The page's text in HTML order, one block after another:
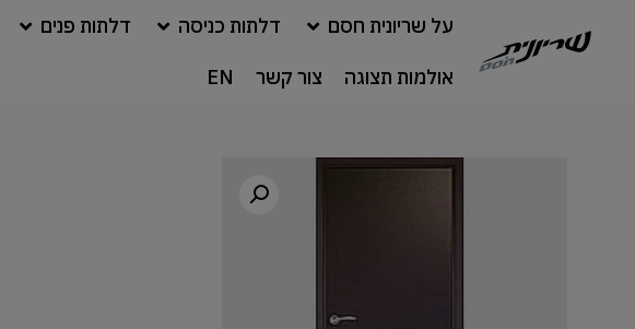
על שריונית חסם דלתות כניסה דלתות פנים
אולמות תצוגה צור קשר EN